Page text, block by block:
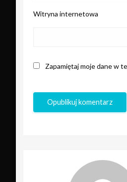
Witryna internetowa
Zapamiętaj moje dane w